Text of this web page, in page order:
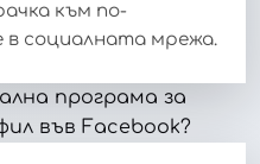
към по-
в социалната мрежа.